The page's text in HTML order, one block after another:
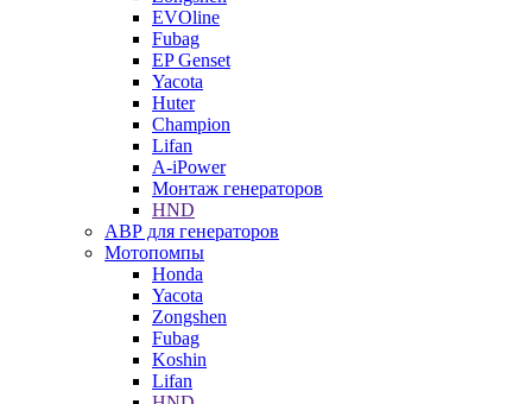
EVOline
Fubag
EP Genset
Yacota
Huter
Champion
Lifan
A-iPower
Монтаж генераторов
HND
АВР для генераторов
Мотопомпы
Honda
Yacota
Zongshen
Fubag
Koshin
Lifan